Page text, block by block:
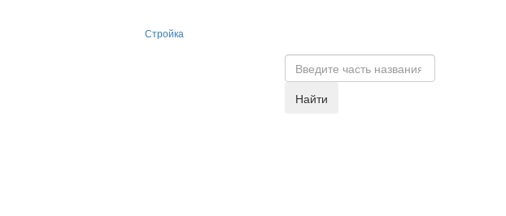
Стройка
Найти